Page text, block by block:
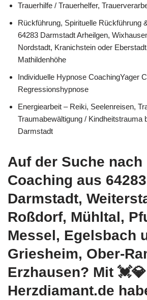
Trauerhilfe / Trauerhelfer,
Rückführung, Spirituelle Rückführung
64283 Darmstadt Arheilgen,
Nordstadt, Kranichstein oder
Mathildenhöhe
Individuelle Hypnose CoachingYager
Regressionshypnose
Energiearbeit – Reiki, Seelenreisen,
Traumabewältigung / Kindheitstrauma
Darmstadt
Auf der Suche nach
Coaching aus 64283
Darmstadt,
Roßdorf, Mühltal,
Messel, Egelsbach
Griesheim, Ober-
Erzhausen? Mit 💓️💎
Herzdiamant.de